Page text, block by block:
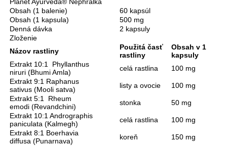
Planet Ayurveda® Nephralka
Obsah (1 balenie)
60 kapsúl
Obsah (1 kapsula)
500 mg
Denná dávka
2 kapsuly
Zloženie
Názov rastliny
Použitá časť
rastliny
Obsah v 1
kapsuly
Extrakt 10:1 Phyllanthus
niruri (Bhumi Amla) celá rastlina
100 mg
Extrakt 9:1 Raphanus
sativus (Mooli satva) listy a ovocie
100 mg
Extrakt 5:1 Rheum
emodi (Revandchini) stonka
50 mg
Extrakt 10:1 Andrographis
paniculata (Kalmegh) celá rastlina
100 mg
Extrakt 8:1 Boerhavia
diffusa (Punarnava) koreň 150 mg